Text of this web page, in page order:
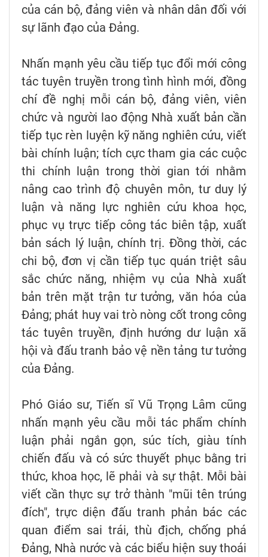
của cán bộ, đảng viên và nhân dân đối với
sự lãnh đạo của Đảng.
Nhấn mạnh yêu cầu tiếp tục đổi mới công
tác tuyên truyền trong tình hình mới, đồng
chí đề nghị mỗi cán bộ, đảng viên, viên
chức và người lao động Nhà xuất bản cần
tiếp tục rèn luyện kỹ năng nghiên cứu, viết
bài chính luận; tích cực tham gia các cuộc
thi chính luận trong thời gian tới nhằm
nâng cao trình độ chuyên môn, tư duy lý
luận và năng lực nghiên cứu khoa học,
phục vụ trực tiếp công tác biên tập, xuất
bản sách lý luận, chính trị. Đồng thời, các
chi bộ, đơn vị cần tiếp tục quán triệt sâu
sắc chức năng, nhiệm vụ của Nhà xuất
bản trên mặt trận tư tưởng, văn hóa của
Đảng; phát huy vai trò nòng cốt trong công
tác tuyên truyền, định hướng dư luận xã
hội và đấu tranh bảo vệ nền tảng tư tưởng
của Đảng.
Phó Giáo sư, Tiến sĩ Vũ Trọng Lâm cũng
nhấn mạnh yêu cầu mỗi tác phẩm chính
luận phải ngắn gọn, súc tích, giàu tính
chiến đấu và có sức thuyết phục bằng tri
thức, khoa học, lẽ phải và sự thật. Mỗi bài
viết cần thực sự trở thành "mũi tên trúng
đích", trực diện đấu tranh phản bác các
quan điểm sai trái, thù địch, chống phá
Đảng, Nhà nước và các biểu hiện suy thoái